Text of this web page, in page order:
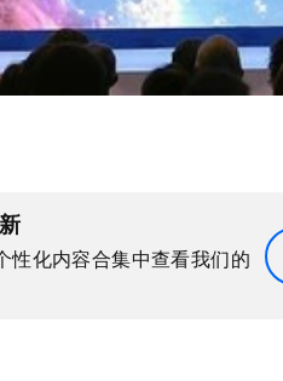
性化内容合集中查看我们的